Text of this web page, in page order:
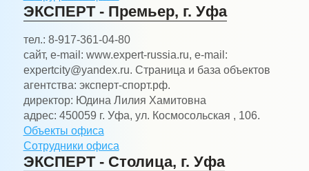
ЭКСПЕРТ - Премьер, г. Уфа
тел.: 8-917-361-04-80
сайт, e-mail: www.expert-russia.ru, e-mail:
expertcity@yandex.ru. Страница и база объектов
агентства: эксперт-спорт.рф.
директор: Юдина Лилия Хамитовна
адрес: 450059 г. Уфа, ул. Космосольская , 106.
Объекты офиса
Сотрудники офиса
ЭКСПЕРТ - Столица, г. Уфа